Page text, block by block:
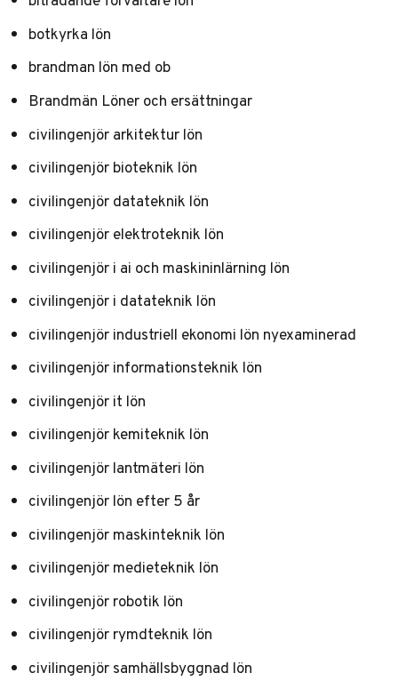
botkyrka lön
brandman lön med ob
Brandmän Löner och ersättningar
civilingenjör arkitektur lön
civilingenjör bioteknik lön
civilingenjör datateknik lön
civilingenjör elektroteknik lön
civilingenjör i ai och maskininlärning lön
civilingenjör i datateknik lön
civilingenjör industriell ekonomi lön nyexaminerad
civilingenjör informationsteknik lön
civilingenjör it lön
civilingenjör kemiteknik lön
civilingenjör lantmäteri lön
civilingenjör lön efter 5 år
civilingenjör maskinteknik lön
civilingenjör medieteknik lön
civilingenjör robotik lön
civilingenjör rymdteknik lön
civilingenjör samhällsbyggnad lön